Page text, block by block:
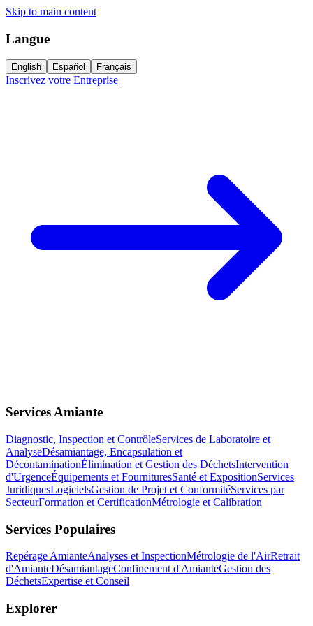
Skip to main content
Langue
English Español Français
Inscrivez votre Entreprise
Services Amiante
Diagnostic, Inspection et ContrôleServices de Laboratoire et
AnalyseDésamiantage, Encapsulation et
DécontaminationÉlimination et Gestion des DéchetsIntervention
d'UrgenceÉquipements et FournituresSanté et ExpositionServices
JuridiquesLogicielsGestion de Projet et ConformitéServices par
SecteurFormation et CertificationMétrologie et Calibration
Services Populaires
Repérage AmianteAnalyses et InspectionMétrologie de l'AirRetrait
d'AmianteDésamiantageConfinement d'AmianteGestion des
DéchetsExpertise et Conseil
Explorer